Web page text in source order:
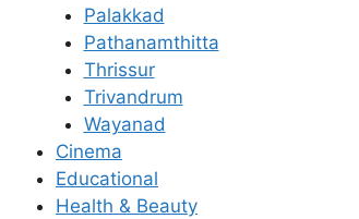
Palakkad
Pathanamthitta
Thrissur
Trivandrum
Wayanad
Cinema
Educational
Health & Beauty